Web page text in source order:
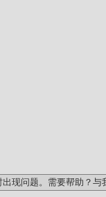
现问题。需要帮助？与